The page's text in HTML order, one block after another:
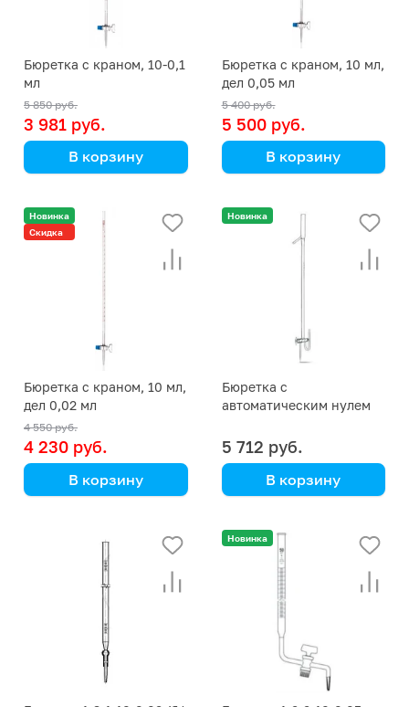
Бюретка с краном, 10-0,1
мл
5 850 руб.
3 981 руб.
В корзину
Бюретка с краном, 10 мл,
дел 0,05 мл
5 400 руб.
5 500 руб.
В корзину
(555 435 156 619)
Новинка
Скидка
Бюретка с краном, 10 мл,
дел 0,02 мл
4 550 руб.
4 230 руб.
В корзину
Новинка
Бюретка с
автоматическим нулем
5 712 руб.
В корзину
Новинка